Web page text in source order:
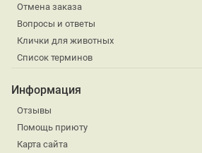
Отмена заказа
Вопросы и ответы
Клички для животных
Список терминов
Информация
Отзывы
Помощь приюту
Карта сайта